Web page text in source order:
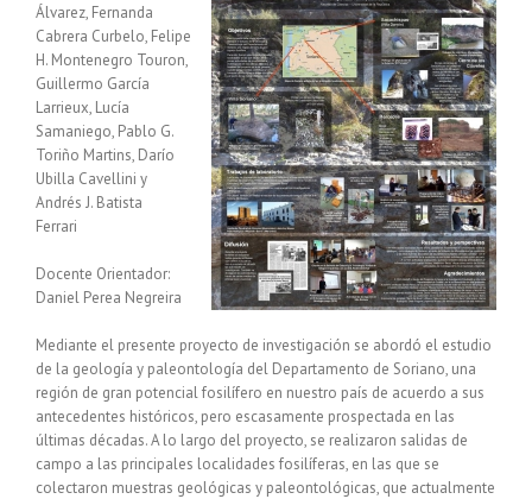
Álvarez, Fernanda
Cabrera Curbelo, Felipe
H. Montenegro Touron,
Guillermo García
Larrieux, Lucía
Samaniego, Pablo G.
Toriño Martins, Darío
Ubilla Cavellini y
Andrés J. Batista
Ferrari
Docente Orientador:
Daniel Perea Negreira
Mediante el presente proyecto de investigación se abordó el estudio
de la geología y paleontología del Departamento de Soriano, una
región de gran potencial fosilífero en nuestro país de acuerdo a sus
antecedentes históricos, pero escasamente prospectada en las
últimas décadas. A lo largo del proyecto, se realizaron salidas de
campo a las principales localidades fosilíferas, en las que se
colectaron muestras geológicas y paleontológicas, que actualmente